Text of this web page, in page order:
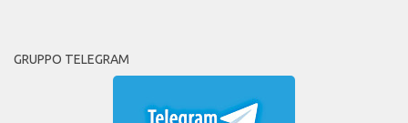
GRUPPO TELEGRAM